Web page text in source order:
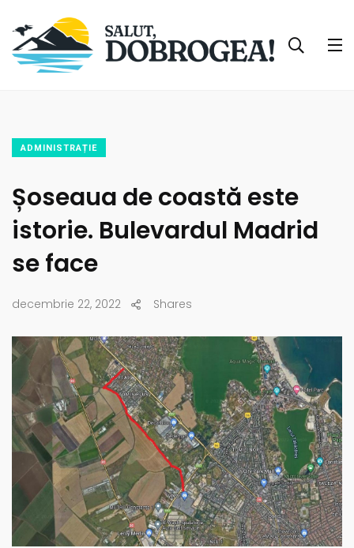
ADMINISTRAȚIE
Șoseaua de coastă este
istorie. Bulevardul Madrid
se face
decembrie 22, 2022 Shares